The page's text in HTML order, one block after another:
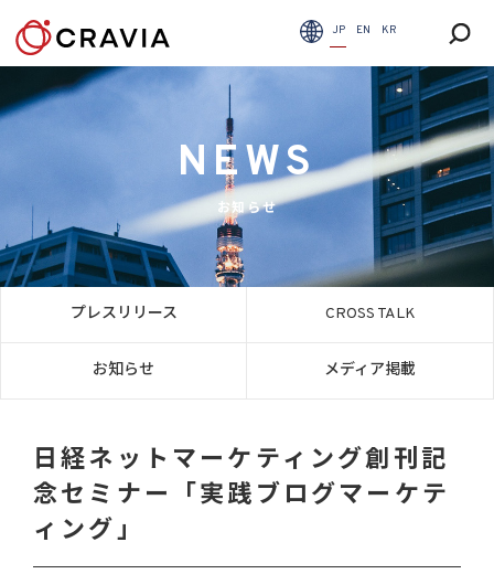
JP EN KR
NEWS
お知らせ
プレスリリース CROSS TALK
お知らせ メディア掲載
日経ネットマーケティング創刊記
念セミナー「実践ブログマーケテ
ィング」